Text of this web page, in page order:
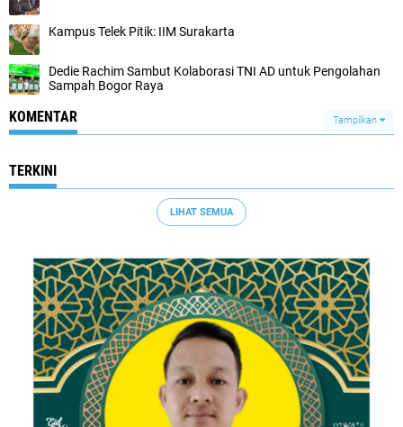
Kampus Telek Pitik: IIM Surakarta
Dedie Rachim Sambut Kolaborasi TNI AD untuk Pengolahan
Sampah Bogor Raya
KOMENTAR Tampilkan
TERKINI
LIHAT SEMUA